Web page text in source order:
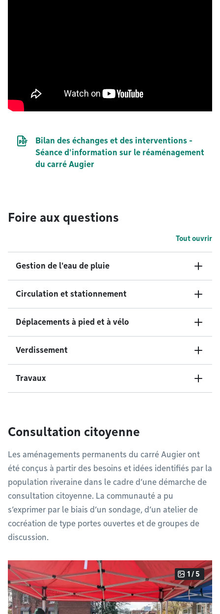
Document PDF
Bilan des échanges et des interventions -
Séance d'information sur le réaménagement
du carré Augier
Foire aux questions
Tout ouvrir
Gestion de l'eau de pluie
Circulation et stationnement
Déplacements à pied et à vélo
Verdissement
Travaux
Consultation citoyenne
Les aménagements permanents du carré Augier ont
été conçus à partir des besoins et idées identifiés par la
population riveraine dans le cadre d’une démarche de
consultation citoyenne. La communauté a pu
s’exprimer par le biais d’un sondage, d’un atelier de
cocréation de type portes ouvertes et de groupes de
discussion.
1 / 5